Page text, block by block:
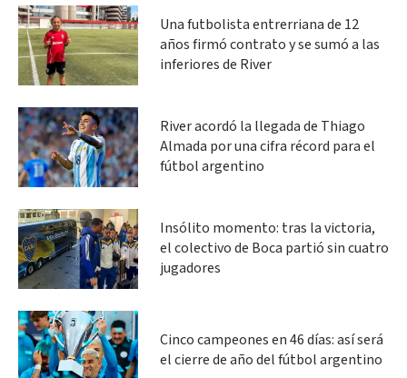
Una futbolista entrerriana de 12
años firmó contrato y se sumó a las
inferiores de River
River acordó la llegada de Thiago
Almada por una cifra récord para el
fútbol argentino
Insólito momento: tras la victoria,
el colectivo de Boca partió sin cuatro
jugadores
Cinco campeones en 46 días: así será
el cierre de año del fútbol argentino